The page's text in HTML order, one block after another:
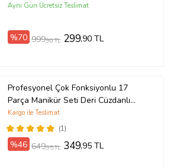
Aynı Gün Ücretsiz Teslimat
%70 999,90 TL 299,90 TL
Profesyonel Çok Fonksiyonlu 17
Parça Manikür Seti Deri Cüzdanlı
Pedikür Seti
(1)
Kargo ile Teslimat
%46 649,95 TL 349,95 TL